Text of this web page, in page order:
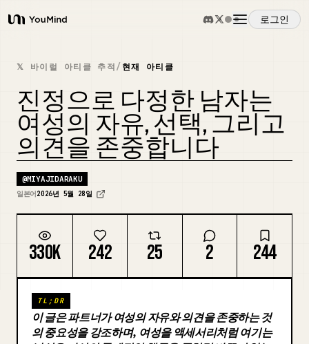
YouMind
로그인
개요
사용 사례
스킬
프롬프트
블로그
𝕏 바이럴 아티클 추적/ 현재 아티클
진정으로 다정한 남자는
여성의 자유, 선택, 그리고
의견을 존중합니다
@MIYAJIDARAKU
일본어2026년 5월 28일
330K 242 25 2 244
TL;DR
이 글은 파트너가 여성의 자유와 의견을 존중하는 것
의 중요성을 강조하며, 여성을 액세서리처럼 여기는